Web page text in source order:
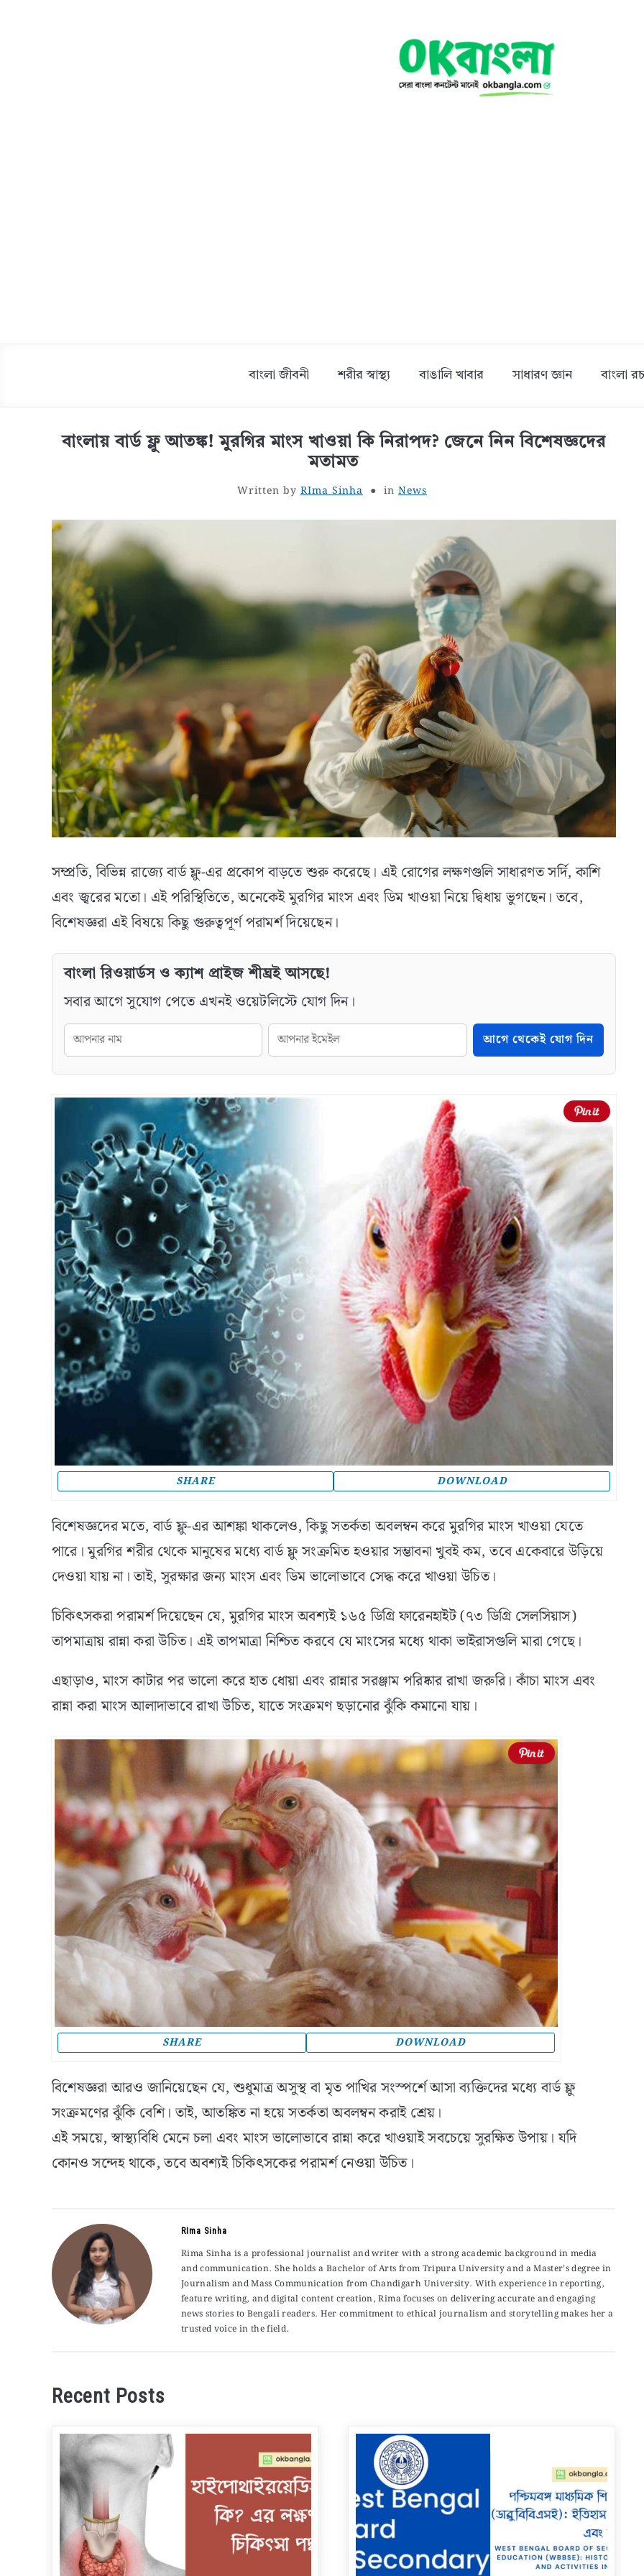
বাংলা জীবনী শরীর স্বাস্থ্য বাঙালি খাবার সাধারণ জ্ঞান বাংলা
বাংলায় বার্ড ফ্লু আতঙ্ক! মুরগির মাংস খাওয়া কি নিরাপদ? জেনে নিন বিশেষজ্ঞদের
মতামত
Written by RIma Sinha in News
সম্প্রতি, বিভিন্ন রাজ্যে বার্ড ফ্লু-এর প্রকোপ বাড়তে শুরু করেছে। এই রোগের লক্ষণগুলি সাধারণত সর্দি, কাশি
এবং জ্বরের মতো। এই পরিস্থিতিতে, অনেকেই মুরগির মাংস এবং ডিম খাওয়া নিয়ে দ্বিধায় ভুগছেন। তবে,
বিশেষজ্ঞরা এই বিষয়ে কিছু গুরুত্বপূর্ণ পরামর্শ দিয়েছেন।
বাংলা রিওয়ার্ডস ও ক্যাশ প্রাইজ শীঘ্রই আসছে!
সবার আগে সুযোগ পেতে এখনই ওয়েটলিস্টে যোগ দিন।
আগে থেকেই যোগ দিন
SHARE DOWNLOAD
বিশেষজ্ঞদের মতে, বার্ড ফ্লু-এর আশঙ্কা থাকলেও, কিছু সতর্কতা অবলম্বন করে মুরগির মাংস খাওয়া যেতে
পারে। মুরগির শরীর থেকে মানুষের মধ্যে বার্ড ফ্লু সংক্রমিত হওয়ার সম্ভাবনা খুবই কম, তবে একেবারে উড়িয়ে
দেওয়া যায় না। তাই, সুরক্ষার জন্য মাংস এবং ডিম ভালোভাবে সেদ্ধ করে খাওয়া উচিত।
চিকিৎসকরা পরামর্শ দিয়েছেন যে, মুরগির মাংস অবশ্যই ১৬৫ ডিগ্রি ফারেনহাইট (৭৩ ডিগ্রি সেলসিয়াস)
তাপমাত্রায় রান্না করা উচিত। এই তাপমাত্রা নিশ্চিত করবে যে মাংসের মধ্যে থাকা ভাইরাসগুলি মারা গেছে।
এছাড়াও, মাংস কাটার পর ভালো করে হাত ধোয়া এবং রান্নার সরঞ্জাম পরিষ্কার রাখা জরুরি। কাঁচা মাংস এবং
রান্না করা মাংস আলাদাভাবে রাখা উচিত, যাতে সংক্রমণ ছড়ানোর ঝুঁকি কমানো যায়।
SHARE DOWNLOAD
বিশেষজ্ঞরা আরও জানিয়েছেন যে, শুধুমাত্র অসুস্থ বা মৃত পাখির সংস্পর্শে আসা ব্যক্তিদের মধ্যে বার্ড ফ্লু
সংক্রমণের ঝুঁকি বেশি। তাই, আতঙ্কিত না হয়ে সতর্কতা অবলম্বন করাই শ্রেয়।
এই সময়ে, স্বাস্থ্যবিধি মেনে চলা এবং মাংস ভালোভাবে রান্না করে খাওয়াই সবচেয়ে সুরক্ষিত উপায়। যদি
কোনও সন্দেহ থাকে, তবে অবশ্যই চিকিৎসকের পরামর্শ নেওয়া উচিত।
RIma Sinha
Rima Sinha is a professional journalist and writer with a strong academic background in media
and communication. She holds a Bachelor of Arts from Tripura University and a Master’s degree in
Journalism and Mass Communication from Chandigarh University. With experience in reporting,
feature writing, and digital content creation, Rima focuses on delivering accurate and engaging
news stories to Bengali readers. Her commitment to ethical journalism and storytelling makes her a
trusted voice in the field.
Recent Posts